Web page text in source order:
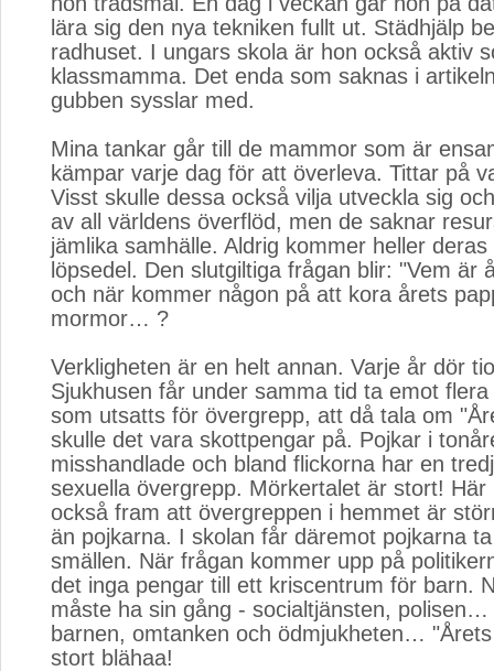
lära sig den nya tekniken fullt ut. Städhjälp
radhuset. I ungars skola är hon också aktiv
klassmamma. Det enda som saknas i
gubben sysslar med.
Mina tankar går till de mammor som är
kämpar varje dag för att överleva. Tittar på
Visst skulle dessa också vilja utveckla sig
av all världens överflöd, men de saknar
jämlika samhälle. Aldrig kommer heller
löpsedel. Den slutgiltiga frågan blir: "Vem är
och när kommer någon på att kora årets
mormor… ?
Verkligheten är en helt annan. Varje år dör
Sjukhusen får under samma tid ta emot
som utsatts för övergrepp, att då tala om
skulle det vara skottpengar på. Pojkar i
misshandlade och bland flickorna har en
sexuella övergrepp. Mörkertalet är stort!
också fram att övergreppen i hemmet är
än pojkarna. I skolan får däremot pojkarna
smällen. När frågan kommer upp på
det inga pengar till ett kriscentrum för barn.
måste ha sin gång - socialtjänsten, polisen…
barnen, omtanken och ödmjukheten…
stort blähaa!